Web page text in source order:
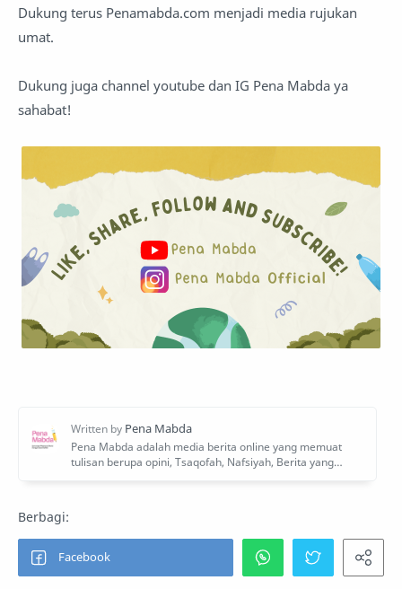
Dukung terus Penamabda.com menjadi media rujukan
umat.
Dukung juga channel youtube dan IG Pena Mabda ya
sahabat!